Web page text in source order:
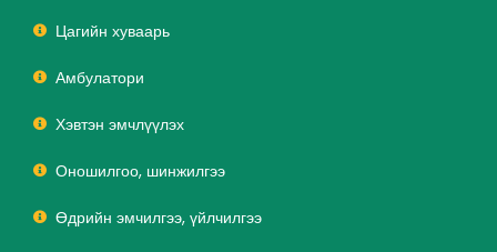
Цагийн хуваарь
Амбулатори
Хэвтэн эмчлүүлэх
Оношилгоо, шинжилгээ
Өдрийн эмчилгээ, үйлчилгээ